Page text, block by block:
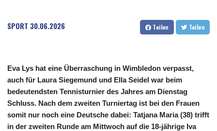
SPORT 30.06.2026 Teilen Teilen
Eva Lys hat eine Überraschung in Wimbledon verpasst,
auch für Laura Siegemund und Ella Seidel war beim
bedeutendsten Tennisturnier des Jahres am Dienstag
Schluss. Nach dem zweiten Turniertag ist bei den Frauen
somit nur noch eine Deutsche dabei: Tatjana Maria (38) trifft
in der zweiten Runde am Mittwoch auf die 18-jährige Iva